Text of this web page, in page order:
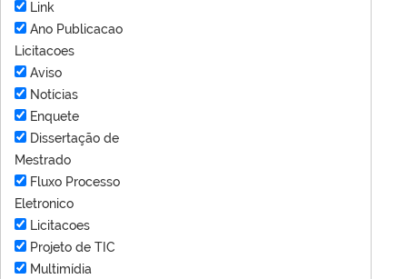
Link
Ano Publicacao
Licitacoes
Aviso
Notícias
Enquete
Dissertação de
Mestrado
Fluxo Processo
Eletronico
Licitacoes
Projeto de TIC
Multimídia